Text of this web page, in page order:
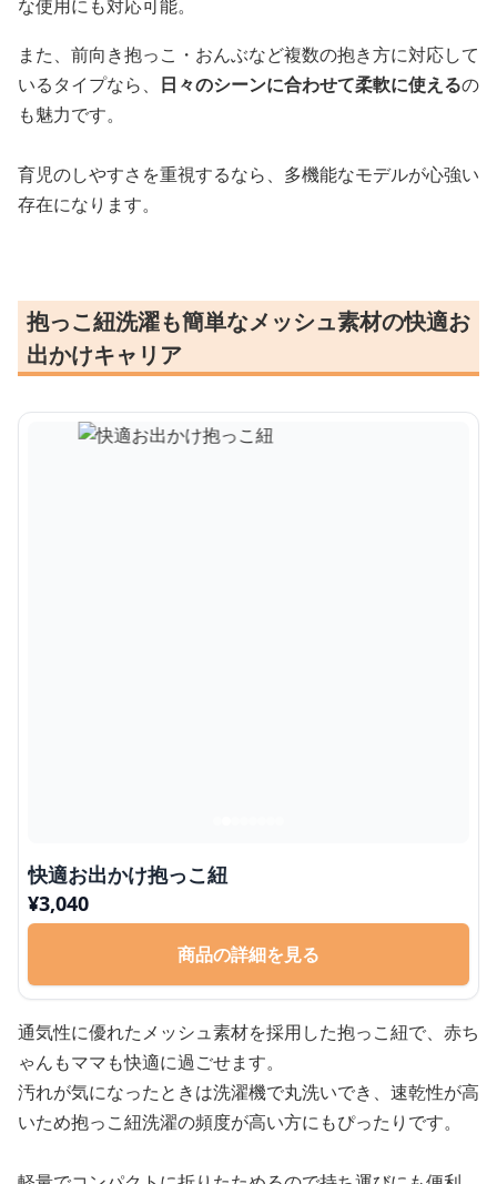
な使用にも対応可能。
また、前向き抱っこ・おんぶなど複数の抱き方に対応して
いるタイプなら、 日々のシーンに合わせて柔軟に使えるの
も魅力です。
育児のしやすさを重視するなら、多機能なモデルが心強い
存在になります。
抱っこ紐洗濯も簡単なメッシュ素材の快適お
出かけキャリア
快適お出かけ抱っこ紐
¥3,040
商品の詳細を見る
通気性に優れたメッシュ素材を採用した抱っこ紐で、赤ち
ゃんもママも快適に過ごせます。
汚れが気になったときは洗濯機で丸洗いでき、速乾性が高
いため抱っこ紐洗濯の頻度が高い方にもぴったりです。